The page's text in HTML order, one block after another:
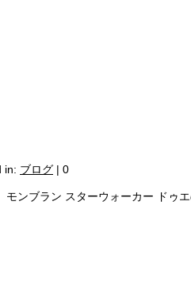
in: ブログ | 0
モンブラン スターウォーカー ドゥ